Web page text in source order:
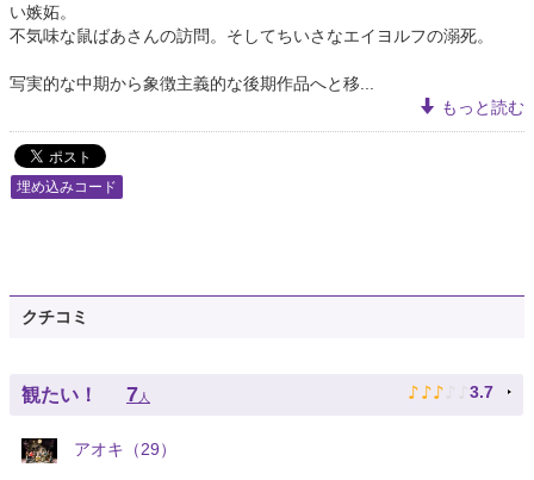
い嫉妬。
不気味な鼠ばあさんの訪問。そしてちいさなエイヨルフの溺死。
写実的な中期から象徴主義的な後期作品へと移...
もっと読む
埋め込みコード
クチコミ
観たい！ 7人 ♪ ♪ ♪ ♪ ♪ 3.7
アオキ（29）